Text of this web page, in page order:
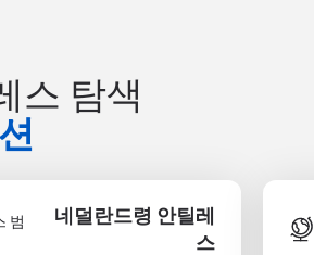
스 탐색
범
네덜란드령 안틸레
스